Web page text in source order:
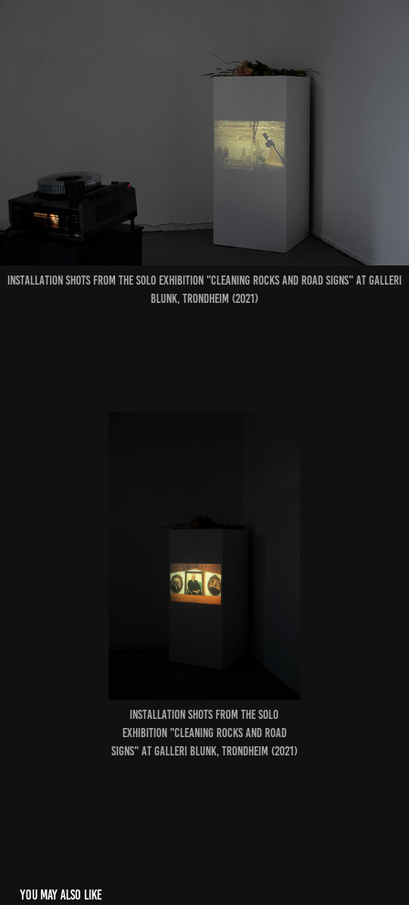
Installation shots from the solo exhibition "Cleaning Rocks and Road Signs" at Galleri
Blunk, Trondheim (2021)
Installation shots from the solo
exhibition "Cleaning Rocks and Road
Signs" at Galleri Blunk, Trondheim (2021)
You may also like